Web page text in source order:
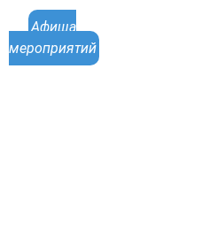
Афиша
мероприятий